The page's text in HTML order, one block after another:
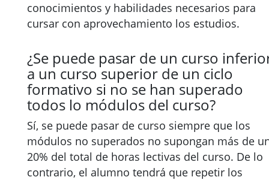
conocimientos y habilidades necesarios para
cursar con aprovechamiento los estudios.
¿Se puede pasar de un curso
a un curso superior de un ciclo
formativo si no se han superado
todos lo módulos del curso?
Sí, se puede pasar de curso siempre que los
módulos no superados no supongan más de
20% del total de horas lectivas del curso. De lo
contrario, el alumno tendrá que repetir los